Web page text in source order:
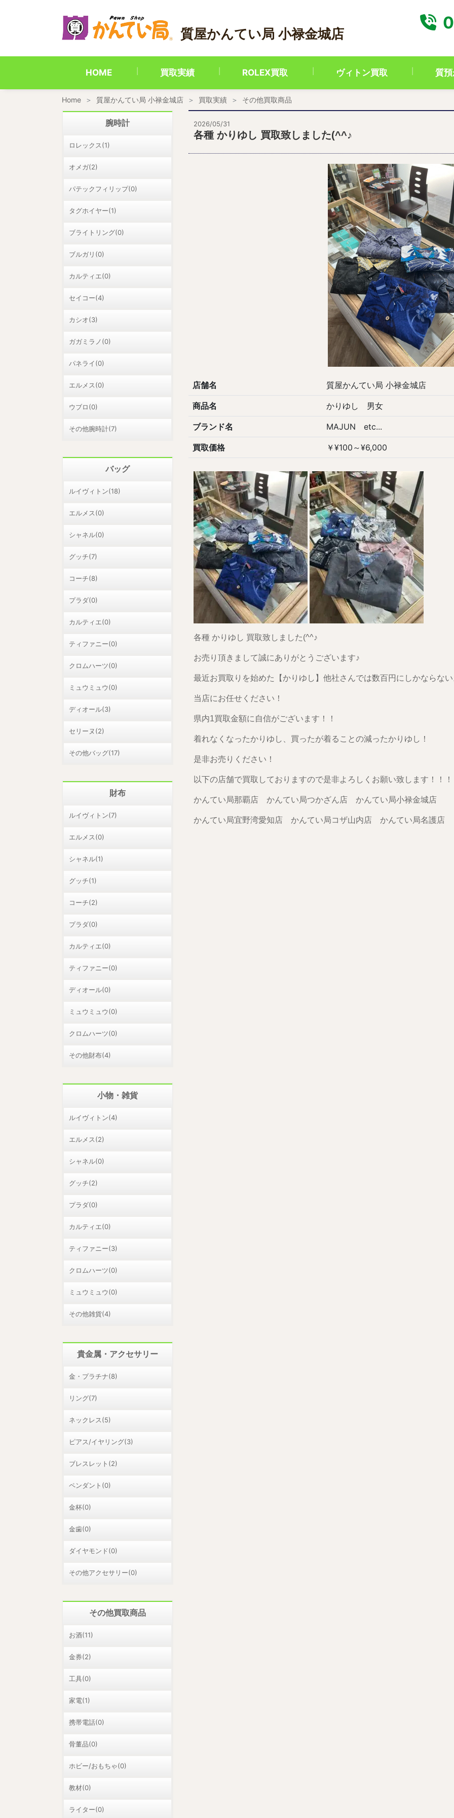
質屋かんてい局 小禄金城店
HOME 買取実績 ROLEX買取 ヴィトン買取 質
Home 質屋かんてい局 小禄金城店 買取実績 その他買取商品
2026/05/31
各種 かりゆし 買取致しました(^^♪
店舗名 質屋かんてい局 小禄金城店
商品名 かりゆし 男女
ブランド名 MAJUN etc...
買取価格 ￥¥100～¥6,000
各種 かりゆし 買取致しました(^^♪
お売り頂きまして誠にありがとうございます♪
最近お買取りを始めた【かりゆし】他社さんでは数百円にしかならな
当店にお任せください！
県内1買取金額に自信がございます！！
着れなくなったかりゆし、買ったが着ることの減ったかりゆし！
是非お売りください！
以下の店舗で買取しておりますので是非よろしくお願い致します！！！
かんてい局那覇店 かんてい局つかざん店 かんてい局小禄金城店
かんてい局宜野湾愛知店 かんてい局コザ山内店 かんてい局名護店
腕時計
ロレックス(1)
オメガ(2)
パテックフィリップ(0)
タグホイヤー(1)
ブライトリング(0)
ブルガリ(0)
カルティエ(0)
セイコー(4)
カシオ(3)
ガガミラノ(0)
パネライ(0)
エルメス(0)
ウブロ(0)
その他腕時計(7)
バッグ
ルイヴィトン(18)
エルメス(0)
シャネル(0)
グッチ(7)
コーチ(8)
プラダ(0)
カルティエ(0)
ティファニー(0)
クロムハーツ(0)
ミュウミュウ(0)
ディオール(3)
セリーヌ(2)
その他バッグ(17)
財布
ルイヴィトン(7)
エルメス(0)
シャネル(1)
グッチ(1)
コーチ(2)
プラダ(0)
カルティエ(0)
ティファニー(0)
ディオール(0)
ミュウミュウ(0)
クロムハーツ(0)
その他財布(4)
小物・雑貨
ルイヴィトン(4)
エルメス(2)
シャネル(0)
グッチ(2)
プラダ(0)
カルティエ(0)
ティファニー(3)
クロムハーツ(0)
ミュウミュウ(0)
その他雑貨(4)
貴金属・アクセサリー
金・プラチナ(8)
リング(7)
ネックレス(5)
ピアス/イヤリング(3)
ブレスレット(2)
ペンダント(0)
金杯(0)
金歯(0)
ダイヤモンド(0)
その他アクセサリー(0)
その他買取商品
お酒(11)
金券(2)
工具(0)
家電(1)
携帯電話(0)
骨董品(0)
ホビー/おもちゃ(0)
教材(0)
ライター(0)